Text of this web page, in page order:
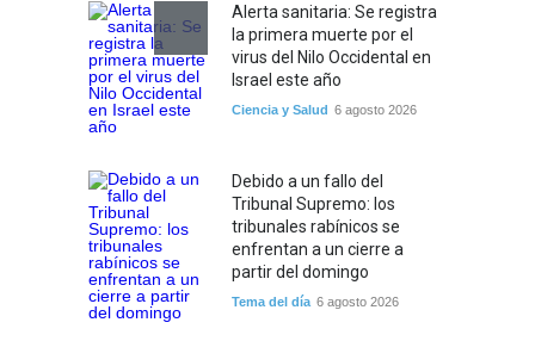
Alerta sanitaria: Se registra
la primera muerte por el
virus del Nilo Occidental en
Israel este año
Ciencia y Salud 6 agosto 2026
Debido a un fallo del
Tribunal Supremo: los
tribunales rabínicos se
enfrentan a un cierre a
partir del domingo
Tema del día 6 agosto 2026